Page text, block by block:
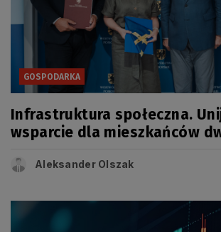
GOSPODARKA
Infrastruktura społeczna.
wsparcie dla mieszkańców
Aleksander Olszak